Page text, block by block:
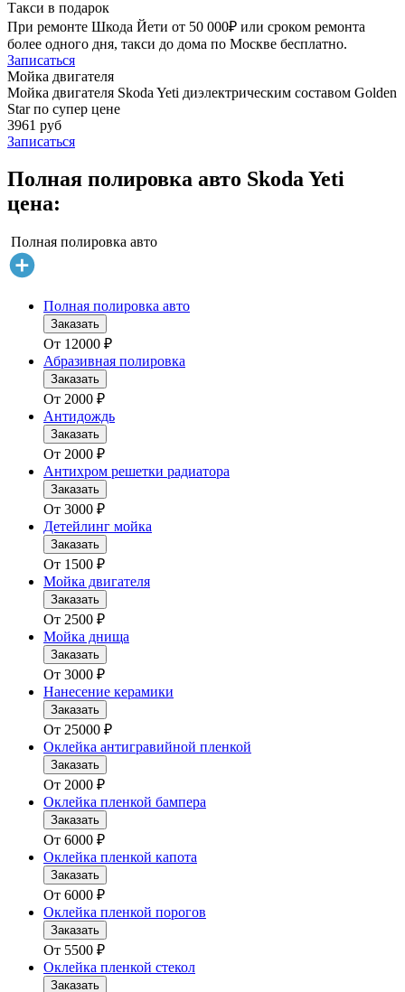
Такси в подарок
При ремонте Шкода Йети от 50 000₽ или сроком ремонта
более одного дня, такси до дома по Москве бесплатно.
Записаться
Мойка двигателя
Мойка двигателя Skoda Yeti диэлектрическим составом Golden
Star по супер цене
3961 руб
Записаться
Полная полировка авто Skoda Yeti
цена:
Полная полировка авто
Полная полировка авто
Заказать
От 12000 ₽
Абразивная полировка
Заказать
От 2000 ₽
Антидождь
Заказать
От 2000 ₽
Антихром решетки радиатора
Заказать
От 3000 ₽
Детейлинг мойка
Заказать
От 1500 ₽
Мойка двигателя
Заказать
От 2500 ₽
Мойка днища
Заказать
От 3000 ₽
Нанесение керамики
Заказать
От 25000 ₽
Оклейка антигравийной пленкой
Заказать
От 2000 ₽
Оклейка пленкой бампера
Заказать
От 6000 ₽
Оклейка пленкой капота
Заказать
От 6000 ₽
Оклейка пленкой порогов
Заказать
От 5500 ₽
Оклейка пленкой стекол
Заказать